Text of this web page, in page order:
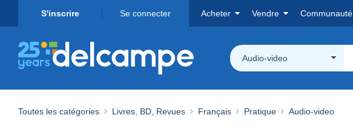
S'inscrire Se connecter Acheter Vendre Communauté
Audio-video
Toutes les catégories Livres, BD, Revues Français Pratique Audio-video